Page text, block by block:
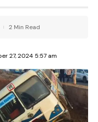
27, 2024 5:57 am
2 Min Read